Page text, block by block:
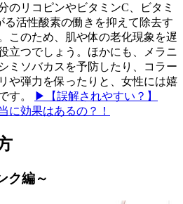
のリコピンやビタミンC、ビタミ
る活性酸素の働きを抑えて除去す
このため、肌や体の老化現象を遅
立つでしょう。ほかにも、メラニ
ミソバカスを予防したり、コラー
や弾力を保ったりと、女性には嬉
す。
▶【誤解されやすい？】
に効果はあるの？！
ク編～